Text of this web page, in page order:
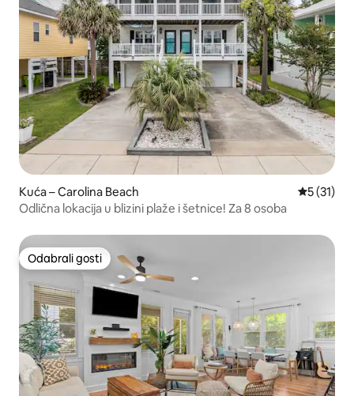
Kuća – Carolina Beach Prosječna
5 (31)
Odlična lokacija u blizini plaže i šetnice! Za 8 osoba
Odabrali gosti
Odabrali gosti